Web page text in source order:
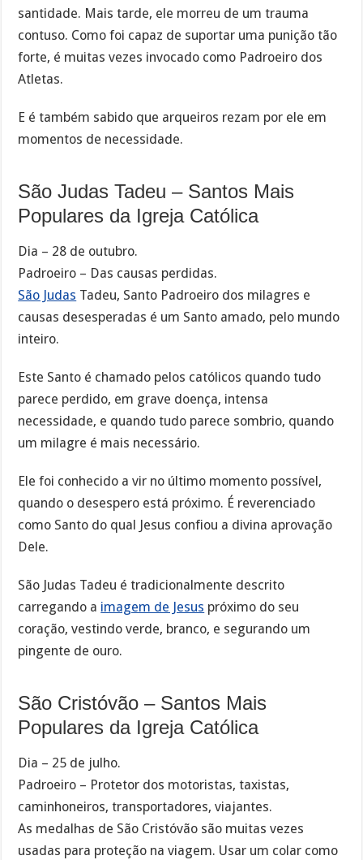
santidade. Mais tarde, ele morreu de um trauma
contuso. Como foi capaz de suportar uma punição tão
forte, é muitas vezes invocado como Padroeiro dos
Atletas.
E é também sabido que arqueiros rezam por ele em
momentos de necessidade.
São Judas Tadeu – Santos Mais
Populares da Igreja Católica
Dia – 28 de outubro.
Padroeiro – Das causas perdidas.
São Judas Tadeu, Santo Padroeiro dos milagres e
causas desesperadas é um Santo amado, pelo mundo
inteiro.
Este Santo é chamado pelos católicos quando tudo
parece perdido, em grave doença, intensa
necessidade, e quando tudo parece sombrio, quando
um milagre é mais necessário.
Ele foi conhecido a vir no último momento possível,
quando o desespero está próximo. É reverenciado
como Santo do qual Jesus confiou a divina aprovação
Dele.
São Judas Tadeu é tradicionalmente descrito
carregando a imagem de Jesus próximo do seu
coração, vestindo verde, branco, e segurando um
pingente de ouro.
São Cristóvão – Santos Mais
Populares da Igreja Católica
Dia – 25 de julho.
Padroeiro – Protetor dos motoristas, taxistas,
caminhoneiros, transportadores, viajantes.
As medalhas de São Cristóvão são muitas vezes
usadas para proteção na viagem. Usar um colar como